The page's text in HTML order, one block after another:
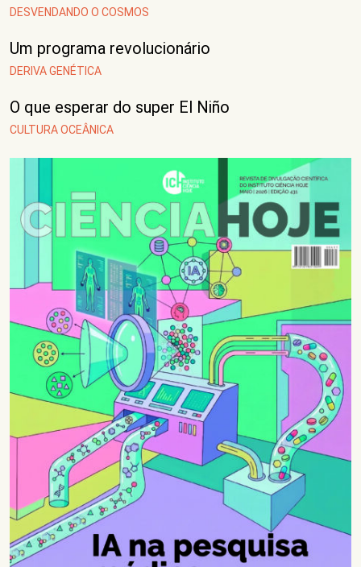
DESVENDANDO O COSMOS
Um programa revolucionário
DERIVA GENÉTICA
O que esperar do super El Niño
CULTURA OCEÂNICA